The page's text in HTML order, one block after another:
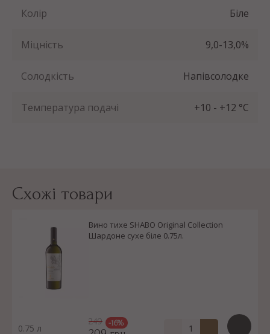
Колір Біле
Міцність 9,0-13,0%
Солодкість Напівсолодке
Температура подачі +10 - +12 °С
Схожі товари
0.75 л
Вино тихе SHABO Original Collection
Шардоне сухе біле 0.75л.
249 -16%